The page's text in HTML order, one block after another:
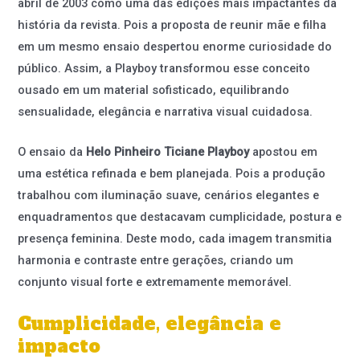
abril de 2003 como uma das edições mais impactantes da
história da revista. Pois a proposta de reunir mãe e filha
em um mesmo ensaio despertou enorme curiosidade do
público. Assim, a Playboy transformou esse conceito
ousado em um material sofisticado, equilibrando
sensualidade, elegância e narrativa visual cuidadosa.
O ensaio da Helo Pinheiro Ticiane Playboyapostou em
uma estética refinada e bem planejada. Pois a produção
trabalhou com iluminação suave, cenários elegantes e
enquadramentos que destacavam cumplicidade, postura e
presença feminina. Deste modo, cada imagem transmitia
harmonia e contraste entre gerações, criando um
conjunto visual forte e extremamente memorável.
Cumplicidade, elegância e
impacto